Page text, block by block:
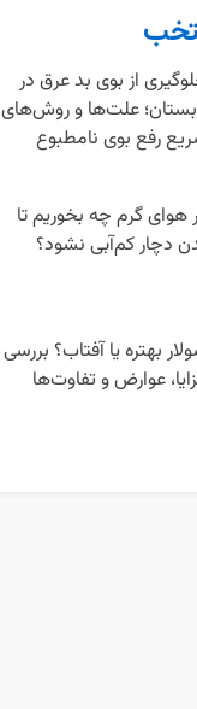
از بوی بد عرق در
علت‌ها و روش‌های
رفع بوی نامطبوع
هوای گرم چه بخوریم تا
دچار کم‌آبی نشود؟
بهتره یا آفتاب؟ بررسی
عوارض و تفاوت‌ها